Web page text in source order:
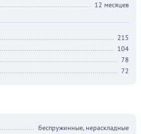
12 месяцев
215
104
78
72
беспружинные, нераскладные